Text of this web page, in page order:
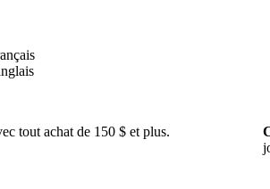
tout achat de 150 $ et plus.